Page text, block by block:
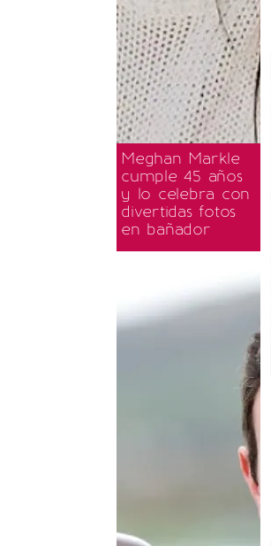
Meghan Markle
cumple 45 años
y lo celebra con
divertidas fotos
en bañador